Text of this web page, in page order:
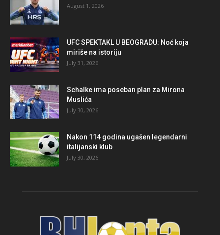
August 1, 2026
UFC SPEKTAKL U BEOGRADU: Noć koja
miriše na istoriju
July 31, 2026
Schalke ima poseban plan za Mirona
Muslića
July 30, 2026
Nakon 114 godina ugašen legendarni
italijanski klub
July 30, 2026